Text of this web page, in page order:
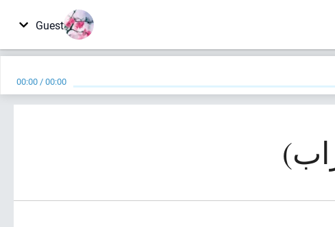
Guest
00:00 /00:00